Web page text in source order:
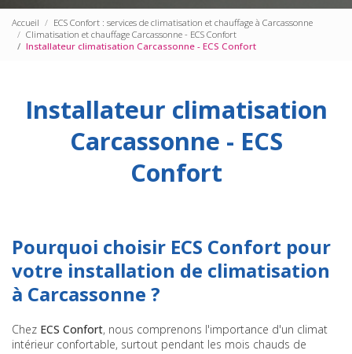
Accueil
ECS Confort : services de climatisation et chauffage à Carcassonne
Climatisation et chauffage Carcassonne - ECS Confort
Installateur climatisation Carcassonne - ECS Confort
Installateur climatisation
Carcassonne - ECS
Confort
Pourquoi choisir ECS Confort pour
votre installation de climatisation
à Carcassonne ?
Chez ECS Confort, nous comprenons l'importance d'un climat
intérieur confortable, surtout pendant les mois chauds de